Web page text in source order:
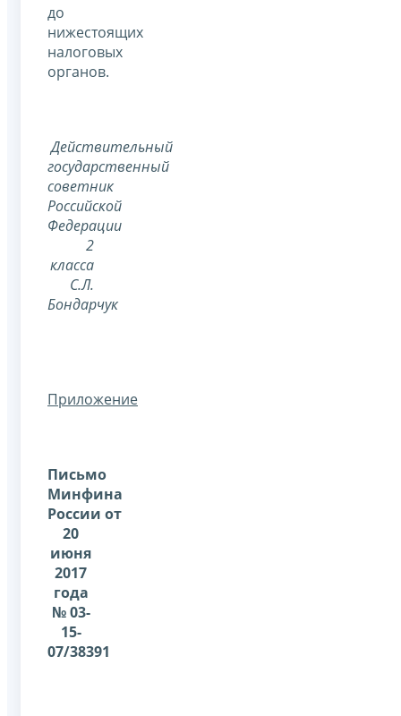
до
нижестоящих
налоговых
органов.
Действительный
государственный
советник
Российской
Федерации
2
класса
С.Л.
Бондарчук
Приложение
Письмо
Минфина
России от
20
июня
2017
года
№03-
15-
07/38391